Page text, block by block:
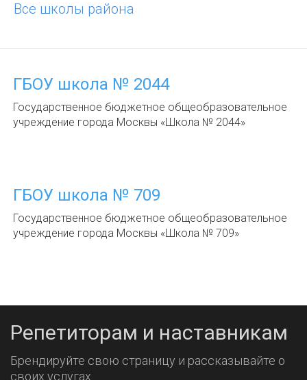
Все школы района
ГБОУ школа № 2044
Государственное бюджетное общеобразовательное
учреждение города Москвы «Школа № 2044»
ГБОУ школа № 709
Государственное бюджетное общеобразовательное
учреждение города Москвы «Школа № 709»
Репетиторам и наставникам
Брендируйте свою страницу и рассказывайте о
своих услугах.